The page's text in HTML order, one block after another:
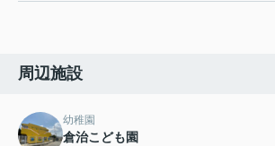
周辺施設
幼稚園
倉治こども園